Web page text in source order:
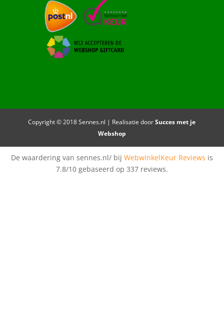
Copyright © 2018 Sennes.nl | Realisatie doorSucces met je
Webshop
De waardering van sennes.nl/ bij WebwinkelKeur Reviews is
7.8/10 gebaseerd op 337 reviews.